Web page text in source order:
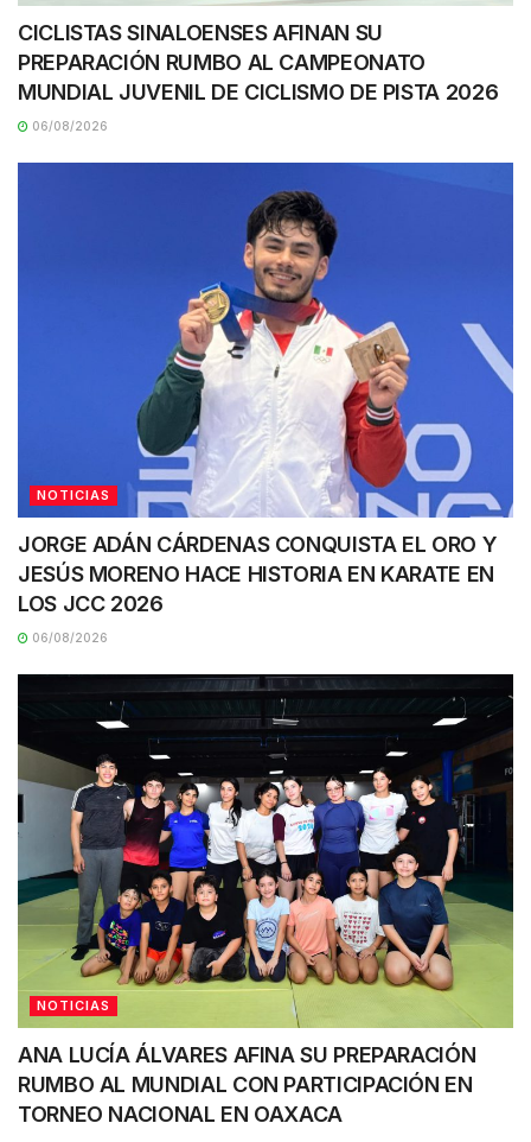
CICLISTAS SINALOENSES AFINAN SU
PREPARACIÓN RUMBO AL CAMPEONATO
MUNDIAL JUVENIL DE CICLISMO DE PISTA 2026
06/08/2026
NOTICIAS
JORGE ADÁN CÁRDENAS CONQUISTA EL ORO Y
JESÚS MORENO HACE HISTORIA EN KARATE EN
LOS JCC 2026
06/08/2026
NOTICIAS
ANA LUCÍA ÁLVARES AFINA SU PREPARACIÓN
RUMBO AL MUNDIAL CON PARTICIPACIÓN EN
TORNEO NACIONAL EN OAXACA